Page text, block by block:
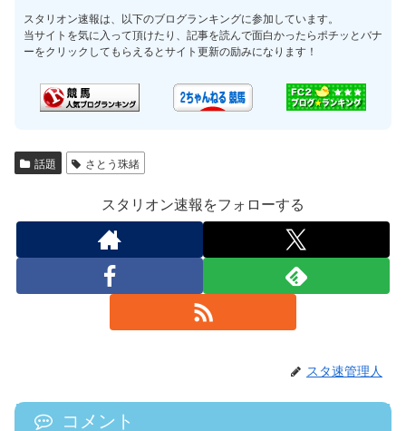
スタリオン速報は、以下のブログランキングに参加しています。
当サイトを気に入って頂けたり、記事を読んで面白かったらポチッとバナ
ーをクリックしてもらえるとサイト更新の励みになります！
話題 さとう珠緒
スタリオン速報をフォローする
スタ速管理人
コメント